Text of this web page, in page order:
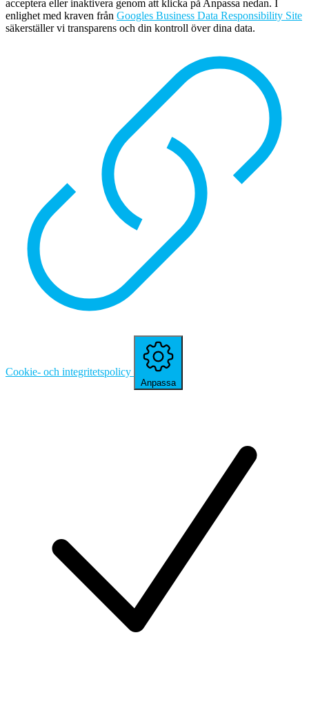
acceptera eller inaktivera genom att klicka på Anpassa nedan. I
enlighet med kraven från Googles Business Data Responsibility Site
säkerställer vi transparens och din kontroll över dina data.
Cookie- och integritetspolicy
Anpassa